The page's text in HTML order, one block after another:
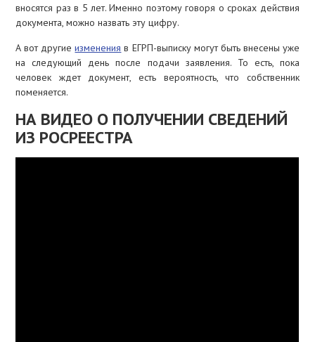
вносятся раз в 5 лет. Именно поэтому говоря о сроках действия
документа, можно назвать эту цифру.
А вот другиеизменения в ЕГРП-выписку могут быть внесены уже
на следующий день после подачи заявления. То есть, пока
человек ждет документ, есть вероятность, что собственник
поменяется.
НА ВИДЕО О ПОЛУЧЕНИИ СВЕДЕНИЙ
ИЗ РОСРЕЕСТРА